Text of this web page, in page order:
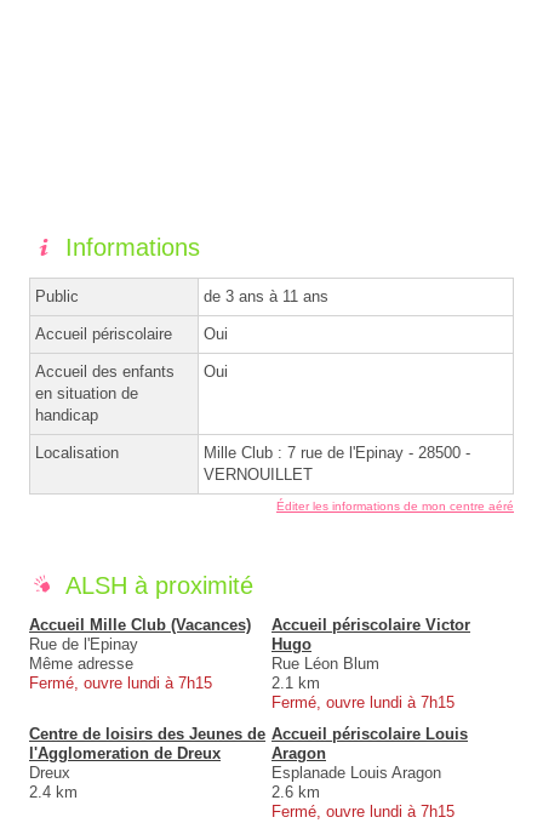
Informations
Public de 3 ans à 11 ans
Accueil périscolaire Oui
Accueil des enfants
en situation de
handicap
Oui
Localisation
Mille Club : 7 rue de l'Epinay - 28500 -
VERNOUILLET
Éditer les informations de mon centre aéré
ALSH à proximité
Accueil Mille Club (Vacances)
Rue de l'Epinay
Même adresse
Fermé, ouvre lundi à 7h15
Accueil périscolaire Victor
Hugo
Rue Léon Blum
2.1 km
Fermé, ouvre lundi à 7h15
Centre de loisirs des Jeunes de
l'Agglomeration de Dreux
Dreux
2.4 km
Accueil périscolaire Louis
Aragon
Esplanade Louis Aragon
2.6 km
Fermé, ouvre lundi à 7h15